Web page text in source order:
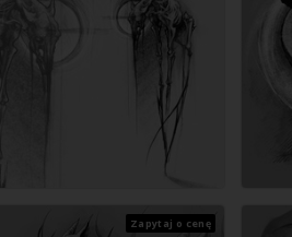
Zapytaj o cenę